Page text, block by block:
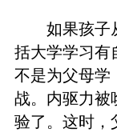
如果孩子
括大学学习有
不是为父母学
战。内驱力被
验了。这时，